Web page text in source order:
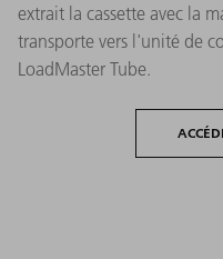
extrait la cassette avec la
transporte vers l'unité de
LoadMaster Tube.